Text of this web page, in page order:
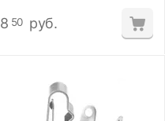
8 50 руб.